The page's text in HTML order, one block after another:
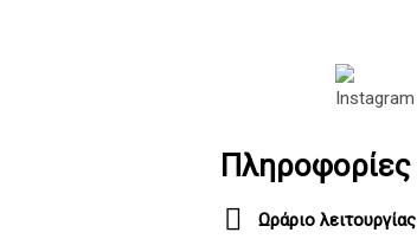
Πληροφορίες
Ωράριο λειτουργίας